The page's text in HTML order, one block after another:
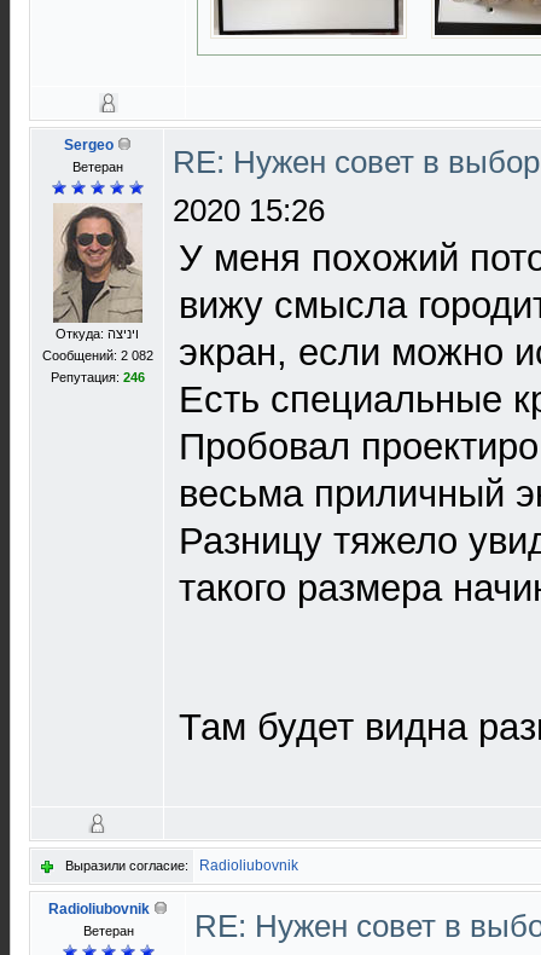
Sergeo
Ветеран
Откуда: ויניצה
Сообщений: 2 082
Репутация: 246
RE: Нужен совет в
2020 15:26
У меня похожий
вижу смысла
экран, если можно
Есть специальные
Пробовал
весьма приличный
Разницу тяжело
такого размера
Там будет видна
Выразили согласие: Radioliubovnik
Radioliubovnik
Ветеран
RE: Нужен совет в